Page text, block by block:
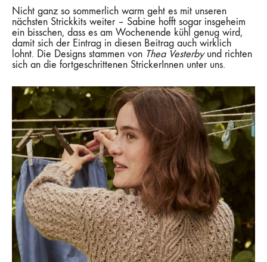
Nicht ganz so sommerlich warm geht es mit unseren
nächsten Strickkits weiter – Sabine hofft sogar insgeheim
ein bisschen, dass es am Wochenende kühl genug wird,
damit sich der Eintrag in diesen Beitrag auch wirklich
lohnt. Die Designs stammen von Thea Vesterbyund richten
sich an die fortgeschrittenen StrickerInnen unter uns.